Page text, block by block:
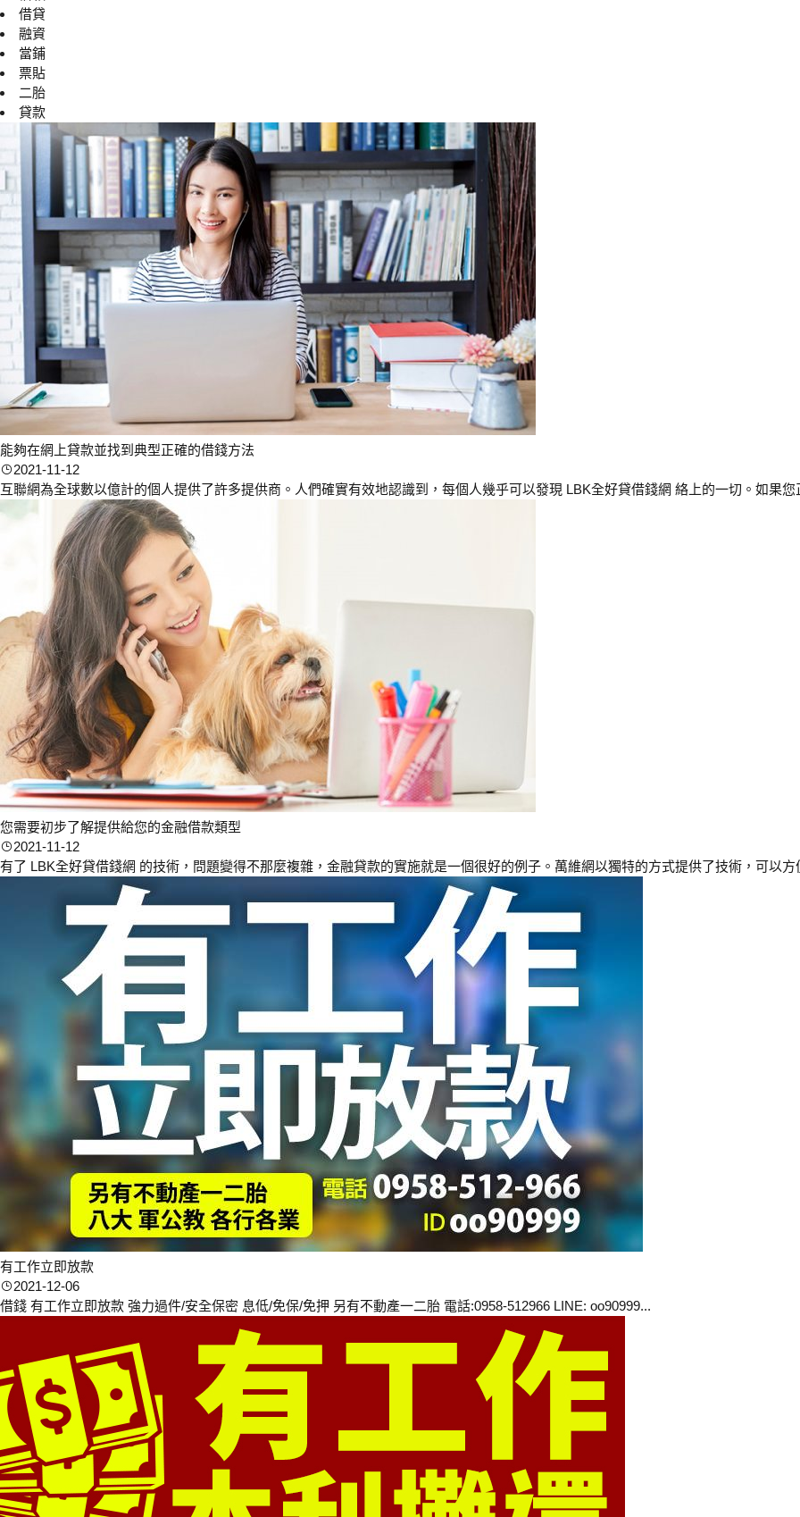
借貸
融資
當鋪
票貼
二胎
貸款
能夠在網上貸款並找到典型正確的借錢方法
2021-11-12
互聯網為全球數以億計的個人提供了許多提供商。人們確實有效地認識到，每個人幾乎可以發現 LBK全好貸借錢網 絡上的一切。如果
您需要初步了解提供給您的金融借款類型
2021-11-12
有了 LBK全好貸借錢網 的技術，問題變得不那麼複雜，金融貸款的實施就是一個很好的例子。萬維網以獨特的方式提供了技術，可以
有工作立即放款
2021-12-06
借錢 有工作立即放款 強力過件/安全保密 息低/免保/免押 另有不動產一二胎 電話:0958-512966 LINE: oo90999...